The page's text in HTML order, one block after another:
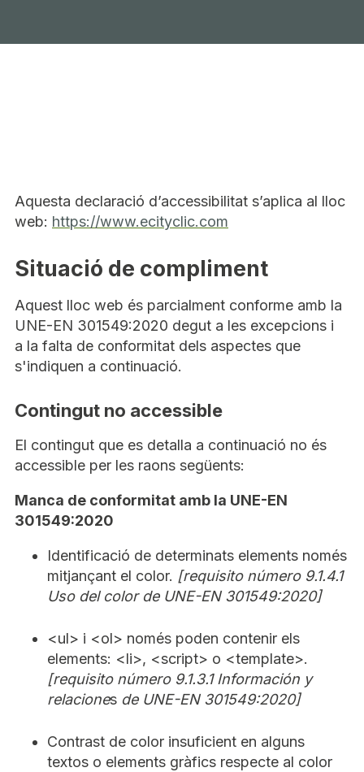
Aquesta declaració d’accessibilitat s’aplica al lloc
web: https://www.ecityclic.com
Situació de compliment
Aquest lloc web és parcialment conforme amb la
UNE-EN 301549:2020 degut a les excepcions i
a la falta de conformitat dels aspectes que
s'indiquen a continuació.
Contingut no accessible
El contingut que es detalla a continuació no és
accessible per les raons següents:
Manca de conformitat amb la UNE-EN
301549:2020
Identificació de determinats elements només
mitjançant el color. [requisito número 9.1.4.1
Uso del color de UNE-EN 301549:2020]
<ul> i <ol> només poden contenir els
elements: <li>, <script> o <template>.
[requisito número 9.1.3.1 Información y
relaciones de UNE-EN 301549:2020]
Contrast de color insuficient en alguns
textos o elements gràfics respecte al color